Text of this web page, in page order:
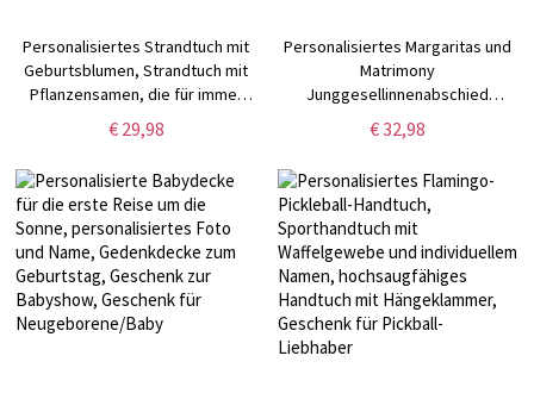
Personalisiertes Strandtuch mit
Geburtsblumen, Strandtuch mit
Pflanzensamen, die für immer
wachsen, weiches Handtuch für
Lehrerbuch, Dankesgeschenk für
€ 29,98
Personalisiertes Margaritas und
Matrimony
Junggesellinnenabschied
Strandtuch, personalisiertes
Monogramm Pooltuch mit
mehreren Farben, Geschenk für
Braut/Brautjungfern/Frauen
€ 32,98